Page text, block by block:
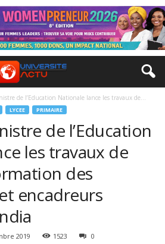
de l’Education Nationale lance les travaux de...
LYCEE PRIMAIRE
de l’Education
les travaux de
des
encadreurs
2019 1523 0